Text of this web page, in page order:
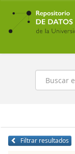
Ir
contenido
principal
Buscar
Filtrar resultados